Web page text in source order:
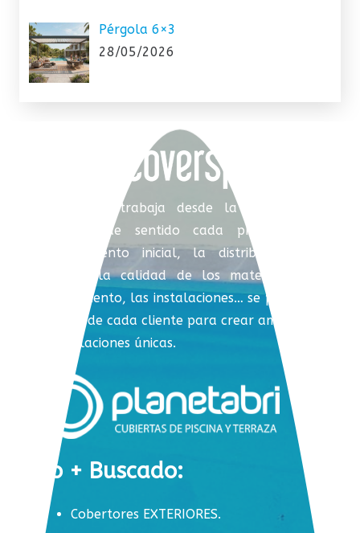
Pérgola 6×3
28/05/2026
Coverspool trabaja desde la integración,
dotando de sentido cada proyecto. El
asesoramiento inicial, la distribución del
espacio, la calidad de los materiales, el
equipamiento, las instalaciones… se ponen al
servicio de cada cliente para crear ambientes
e instalaciones únicas.
Lo + Buscado:
Cobertores EXTERIORES.